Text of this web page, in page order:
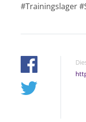
#Trainingslager